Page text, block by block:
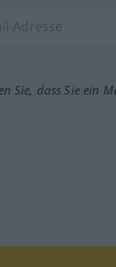
Sie, dass Sie ein